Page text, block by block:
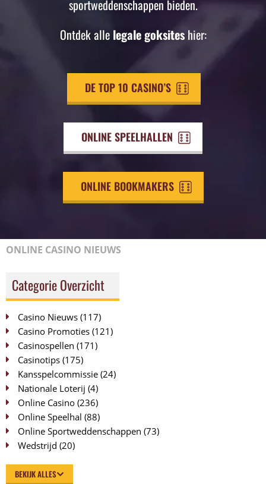
sportweddenschappen bieden.
Ontdek alle legale goksiteshier:
DE TOP 10 CASINO’S
ONLINE SPEELHALLEN
ONLINE BOOKMAKERS
ONLINE CASINO NIEUWS
Categorie Overzicht
Casino Nieuws (117)
Casino Promoties (121)
Casinospellen (171)
Casinotips (175)
Kansspelcommissie (24)
Nationale Loterij (4)
Online Casino (236)
Online Speelhal (88)
Online Sportweddenschappen (73)
Wedstrijd (20)
BEKIJK ALLES